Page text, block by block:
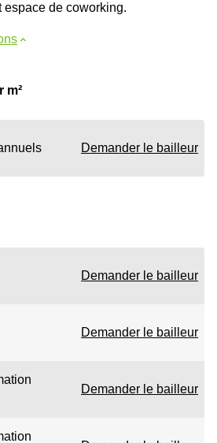
espace de coworking.
m²
Demander le bailleur
Demander le bailleur
Demander le bailleur
Demander le bailleur